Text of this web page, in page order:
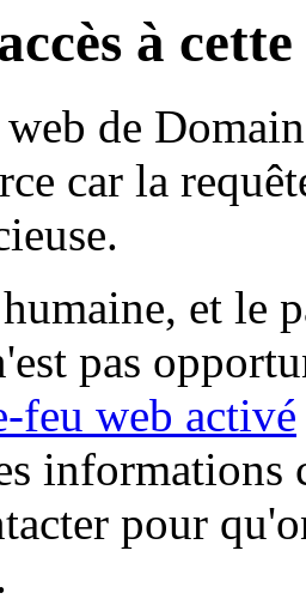
à
de
car la
et le
pas
feu web activé
informations
pour